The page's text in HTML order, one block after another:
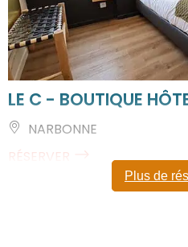
LE C - BOUTIQUE
NARBONNE
RÉSERVER
Plus de